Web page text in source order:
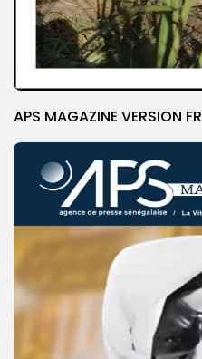
APS MAGAZINE VERSION FR